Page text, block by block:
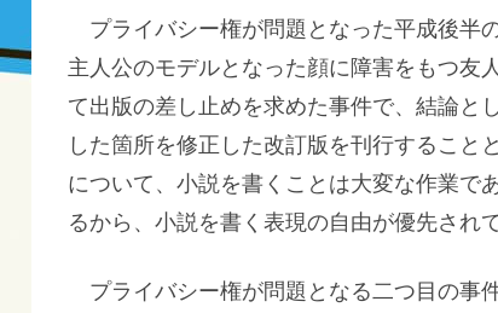
プライバシー権が問題となった平成後半
主人公のモデルとなった顔に障害をもつ友
て出版の差し止めを求めた事件で、結論と
した箇所を修正した改訂版を刊行するこ
について、小説を書くことは大変な作業で
るから、小説を書く表現の自由が優先され
プライバシー権が問題となる二つ目の事